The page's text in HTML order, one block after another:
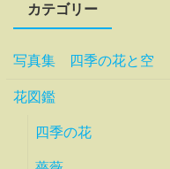
カテゴリー
写真集 四季の花と空
花図鑑
四季の花